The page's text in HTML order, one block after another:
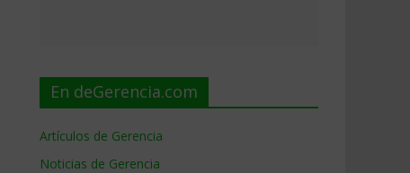
En deGerencia.com
Artículos de Gerencia
Noticias de Gerencia